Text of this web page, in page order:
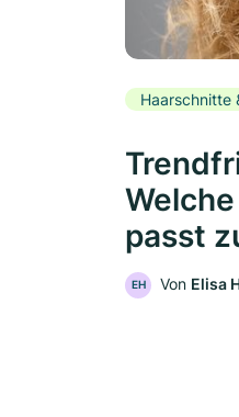
Haarschnitte
passt
EH Von Elisa